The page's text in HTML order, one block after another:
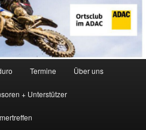
Termine Über uns
+ Unterstützer